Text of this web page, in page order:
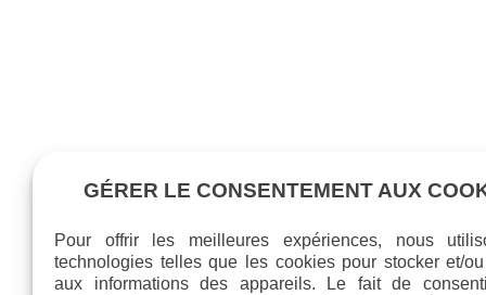
GÉRER LE CONSENTEMENT AUX
Pour offrir les meilleures expériences, nous
technologies telles que les cookies pour stocker et/
aux informations des appareils. Le fait de